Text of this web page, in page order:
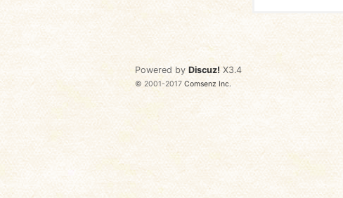
Powered by Discuz! X3.4
© 2001-2017Comsenz Inc.